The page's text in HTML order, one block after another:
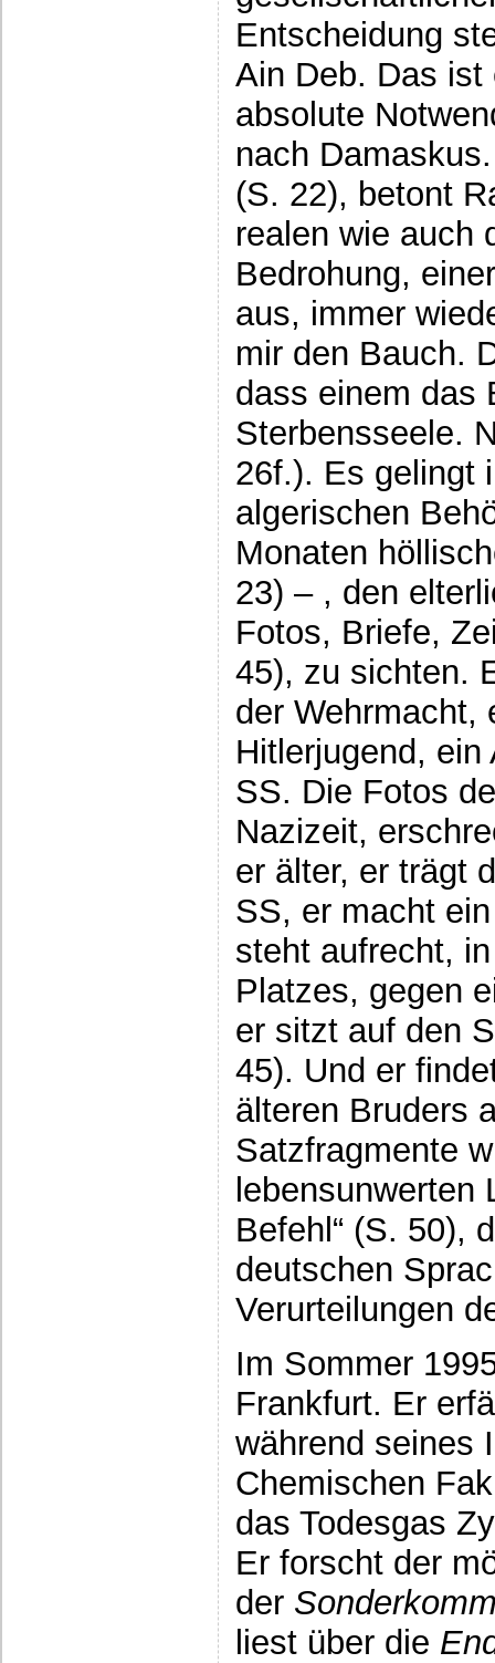
Entscheidung
Ain Deb. Das
absolute
nach
(S. 22), betont
realen wie auch
Bedrohung,
aus, immer
mir den Bauch.
dass einem das
Sterbensseele.
26f.). Es gelingt
algerischen
Monaten
23) – , den
Fotos, Briefe,
45), zu sichten.
der Wehrmacht,
Hitlerjugend, ein
SS. Die Fotos
Nazizeit,
er älter, er trägt
SS, er macht
steht aufrecht,
Platzes, gegen
er sitzt auf den
45). Und er
älteren Bruders
Satzfragmente
lebensunwerten
Befehl“ (S. 50),
deutschen
Verurteilungen
Im Sommer
Frankfurt. Er
während seines
Chemischen
das Todesgas
Er forscht der
der
liest über die